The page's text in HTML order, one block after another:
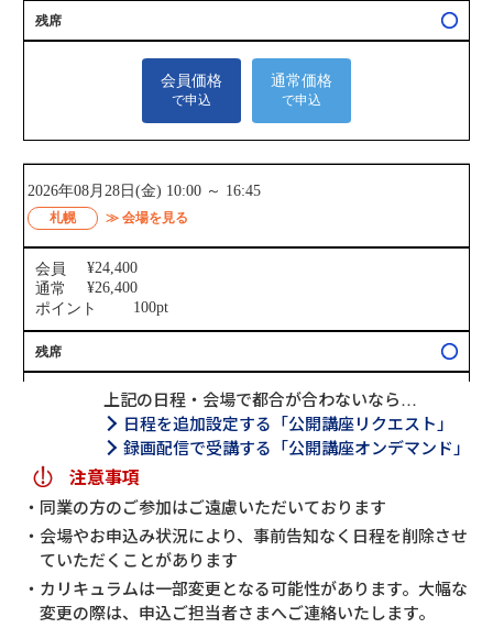
上記の日程・会場で都合が合わないなら…
日程を追加設定する「公開講座リクエスト」
録画配信で受講する「公開講座オンデマンド」
注意事項
同業の方のご参加はご遠慮いただいております
会場やお申込み状況により、事前告知なく日程を削除させ
ていただくことがあります
カリキュラムは一部変更となる可能性があります。大幅な
変更の際は、申込ご担当者さまへご連絡いたします。